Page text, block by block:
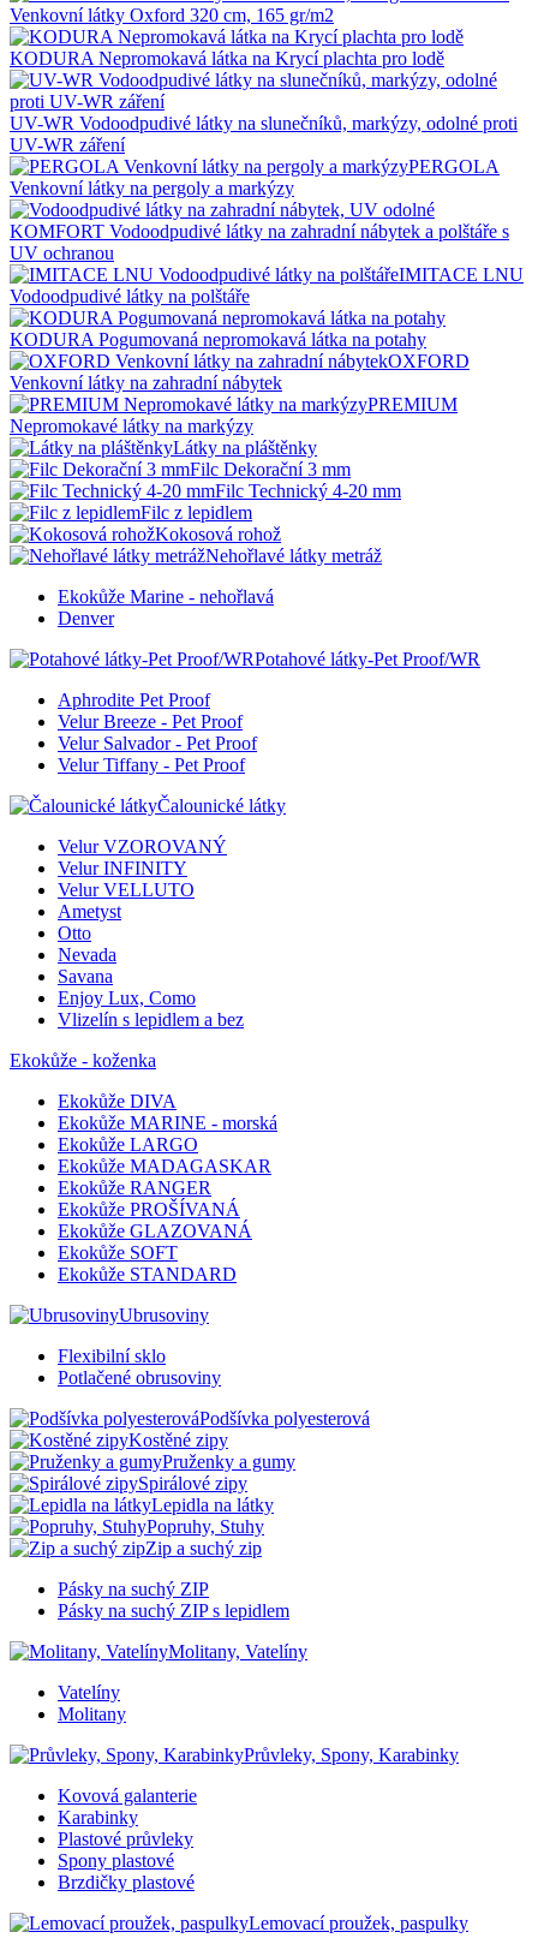
Venkovní látky Oxford 320 cm, 165 gr/m2
KODURA Nepromokavá látka na Krycí plachta pro lodě
UV-WR Vodoodpudivé látky na slunečníků, markýzy, odolné proti
UV-WR záření
PERGOLA
Venkovní látky na pergoly a markýzy
KOMFORT Vodoodpudivé látky na zahradní nábytek a polštáře s
UV ochranou
IMITACE LNU
Vodoodpudivé látky na polštáře
KODURA Pogumovaná nepromokavá látka na potahy
OXFORD
Venkovní látky na zahradní nábytek
PREMIUM
Nepromokavé látky na markýzy
Látky na pláštěnky
Filc Dekorační 3 mm
Filc Technický 4-20 mm
Filc z lepidlem
Kokosová rohož
Nehořlavé látky metráž
Ekokůže Marine - nehořlavá
Denver
Potahové látky-Pet Proof/WR
Aphrodite Pet Proof
Velur Breeze - Pet Proof
Velur Salvador - Pet Proof
Velur Tiffany - Pet Proof
Čalounické látky
Velur VZOROVANÝ
Velur INFINITY
Velur VELLUTO
Ametyst
Otto
Nevada
Savana
Enjoy Lux, Como
Vlizelín s lepidlem a bez
Ekokůže - koženka
Ekokůže DIVA
Ekokůže MARINE - morská
Ekokůže LARGO
Ekokůže MADAGASKAR
Ekokůže RANGER
Ekokůže PROŠÍVANÁ
Ekokůže GLAZOVANÁ
Ekokůže SOFT
Ekokůže STANDARD
Ubrusoviny
Flexibilní sklo
Potlačené obrusoviny
Podšívka polyesterová
Kostěné zipy
Pruženky a gumy
Spirálové zipy
Lepidla na látky
Popruhy, Stuhy
Zip a suchý zip
Pásky na suchý ZIP
Pásky na suchý ZIP s lepidlem
Molitany, Vatelíny
Vatelíny
Molitany
Průvleky, Spony, Karabinky
Kovová galanterie
Karabinky
Plastové průvleky
Spony plastové
Brzdičky plastové
Lemovací proužek, paspulky